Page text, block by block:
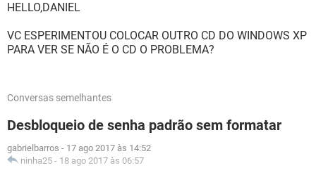
HELLO,DANIEL
VC ESPERIMENTOU COLOCAR OUTRO CD DO WINDOWS XP
PARA VER SE NÃO É O CD O PROBLEMA?
Conversas semelhantes
Desbloqueio de senha padrão sem formatar
gabrielbarros - 17 ago 2017 às 14:52
ninha25 - 18 ago 2017 às 06:57